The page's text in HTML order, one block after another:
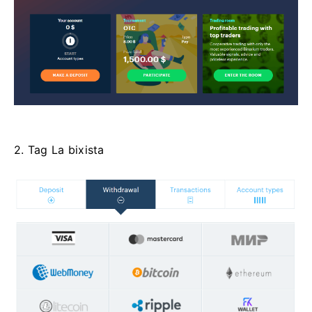
2. Tag La bixista